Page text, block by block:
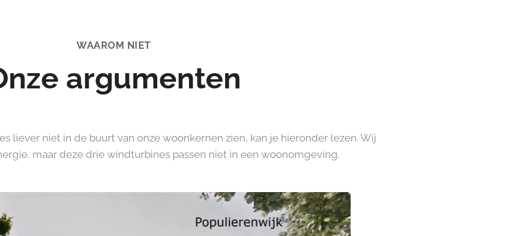
WAAROM NIET
argumenten
liever niet in de buurt van onze woonkernen zien, kan je hieronder lezen. Wij
maar deze drie windturbines passen niet in een woonomgeving.